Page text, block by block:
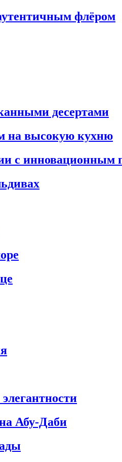
флёром
десертами
на высокую кухню
с инновационным
Абу‑Даби